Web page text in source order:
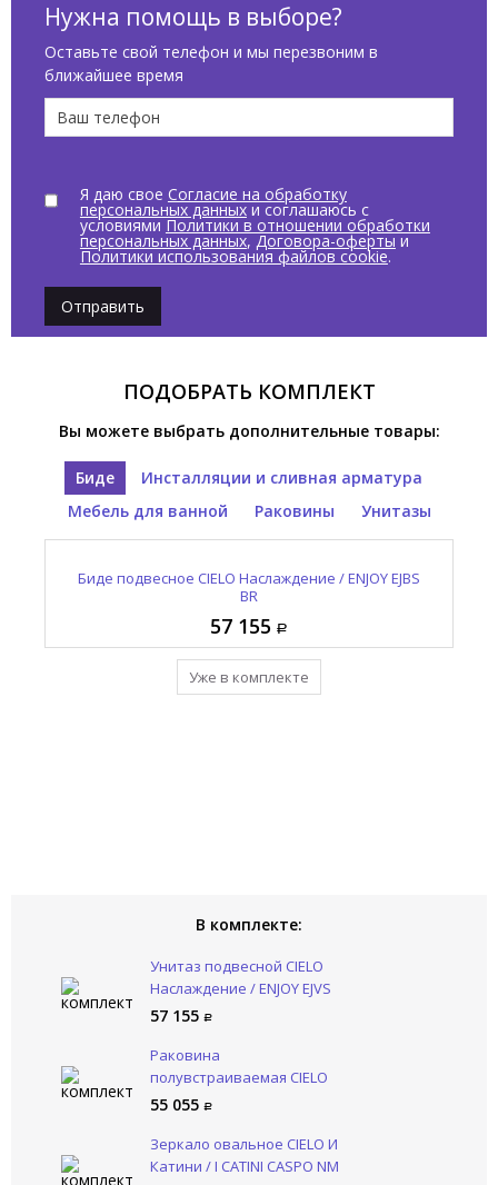
Нужна помощь в выборе?
Оставьте свой телефон и мы перезвоним в
ближайшее время
Я даю свое Согласие на обработку
персональных данныхи соглашаюсь с
условиями Политики в отношении обработки
персональных данных, Договора-оферты и
Политики использования файлов cookie.
Отправить
ПОДОБРАТЬ КОМПЛЕКТ
Вы можете выбрать дополнительные товары:
Биде
Инсталляции и сливная арматура
Мебель для ванной
Раковины Унитазы
Биде подвесное CIELO Наслаждение / ENJOY EJBS
BR
57 155
Уже в комплекте
Выпуск для раковины с керамической накладкой
CIELO Сива / SIWA PIL01 BR
12 965
Уже в комплекте
Зеркало овальное CIELO И Катини / I CATINI CASPO
NM
95 410
Уже в комплекте
Раковина полувстраиваемая CIELO Наслаждение /
ENJOY EJLASIT BR
55 055
Уже в комплекте
Унитаз подвесной CIELO Наслаждение / ENJOY EJVS
BR
57 155
Уже в комплекте
В комплекте:
Унитаз подвесной CIELO
Наслаждение / ENJOY EJVS
BR
57 155
Раковина
полувстраиваемая CIELO
Наслаждение / ENJOY
55 055
Зеркало овальное CIELO И
Катини / I CATINI CASPO NM